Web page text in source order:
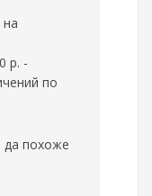
р. -
по
да похоже